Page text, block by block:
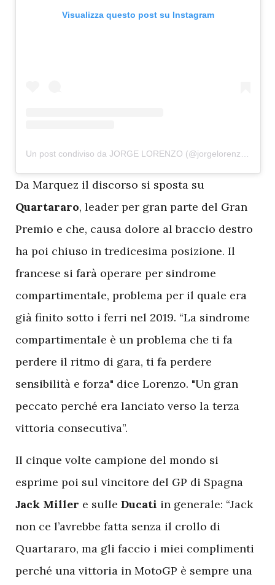
Visualizza questo post su Instagram
Da Marquez il discorso si sposta su
Quartararo, leader per gran parte del Gran
Premio e che, causa dolore al braccio destro
ha poi chiuso in tredicesima posizione. Il
francese si farà operare per sindrome
compartimentale, problema per il quale era
già finito sotto i ferri nel 2019. “La sindrome
compartimentale è un problema che ti fa
perdere il ritmo di gara, ti fa perdere
sensibilità e forza" dice Lorenzo. "Un gran
peccato perché era lanciato verso la terza
vittoria consecutiva”.
Il cinque volte campione del mondo si
esprime poi sul vincitore del GP di Spagna
Jack Miller e sulle Ducati in generale: “Jack
non ce l’avrebbe fatta senza il crollo di
Quartararo, ma gli faccio i miei complimenti
perché una vittoria in MotoGP è sempre una